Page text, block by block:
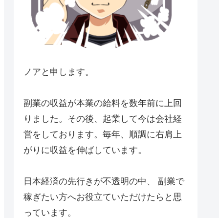
ノアと申します。
副業の収益が本業の給料を数年前に上回
りました。その後、起業して今は会社経
営をしております。毎年、順調に右肩上
がりに収益を伸ばしています。
日本経済の先行きが不透明の中、 副業で
稼ぎたい方へお役立ていただけたらと思
っています。